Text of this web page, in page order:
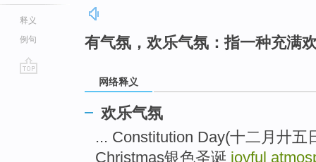
释义
例句
有气氛，欢乐气氛：指一种充满
网络释义
欢乐气氛
... Constitution Day(十二月廾
Christmas银色圣诞 joyful